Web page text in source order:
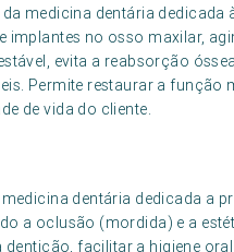
medicina dentária dedicada
no osso maxilar,
evita a reabsorção
Permite restaurar a função
de vida do cliente.
dentária dedicada a
a oclusão (mordida) e a
facilitar a higiene